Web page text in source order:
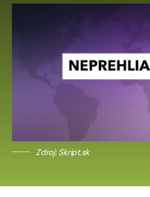
Zdroj: Skript.sk